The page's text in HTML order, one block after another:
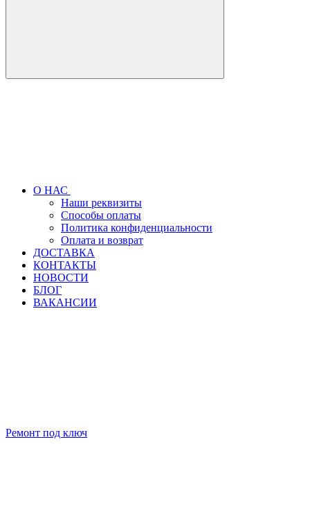
О НАС
Наши реквизиты
Способы оплаты
Политика конфиденциальности
Оплата и возврат
ДОСТАВКА
КОНТАКТЫ
НОВОСТИ
БЛОГ
ВАКАНСИИ
Ремонт под ключ